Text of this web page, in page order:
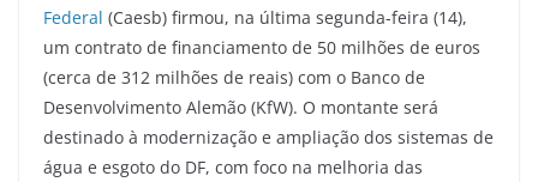
Federal (Caesb) firmou, na última segunda-feira (14),
um contrato de financiamento de 50 milhões de euros
(cerca de 312 milhões de reais) com o Banco de
Desenvolvimento Alemão (KfW). O montante será
destinado à modernização e ampliação dos sistemas de
água e esgoto do DF, com foco na melhoria das